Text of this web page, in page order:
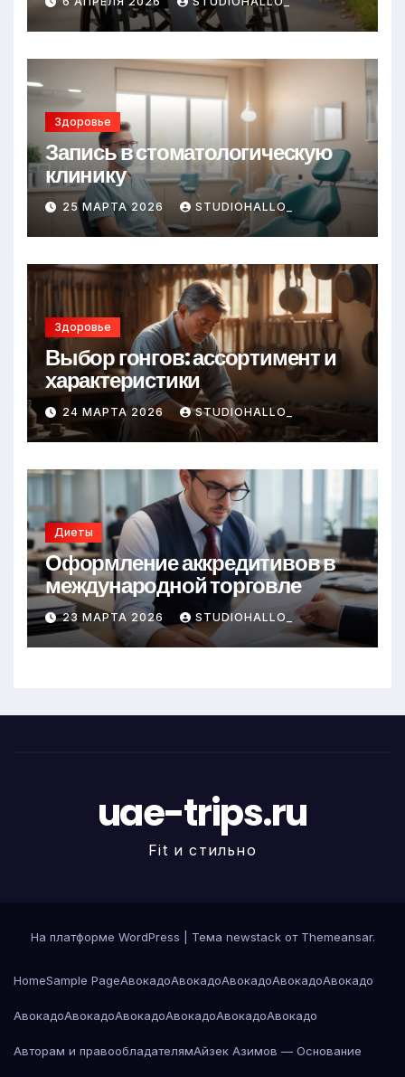
Здоровье
Запись в стоматологическую
клинику
25 МАРТА 2026 STUDIOHALLO_
Здоровье
Выбор гонгов: ассортимент и
характеристики
24 МАРТА 2026 STUDIOHALLO_
Диеты
Оформление аккредитивов в
международной торговле
23 МАРТА 2026 STUDIOHALLO_
uae-trips.ru
Fit и стильно
На платформе WordPress Тема newstack от Themeansar.
HomeSample PageАвокадоАвокадоАвокадоАвокадоАвокадо
АвокадоАвокадоАвокадоАвокадоАвокадоАвокадо
Авторам и правообладателямАйзек Азимов — Основание